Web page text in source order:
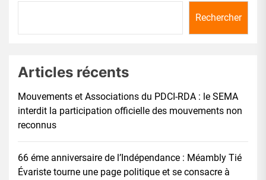
Rechercher
Articles récents
Mouvements et Associations du PDCI-RDA : le SEMA
interdit la participation officielle des mouvements non
reconnus
66 éme anniversaire de l’Indépendance : Méambly Tié
Évariste tourne une page politique et se consacre à